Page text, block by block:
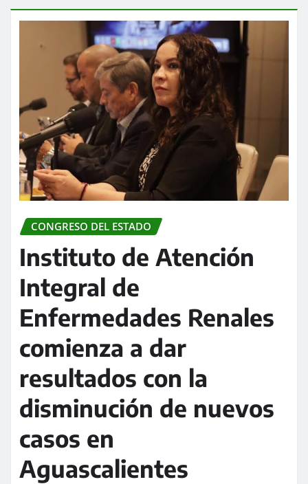
CONGRESO DEL ESTADO
Instituto de Atención
Integral de
Enfermedades Renales
comienza a dar
resultados con la
disminución de nuevos
casos en
Aguascalientes